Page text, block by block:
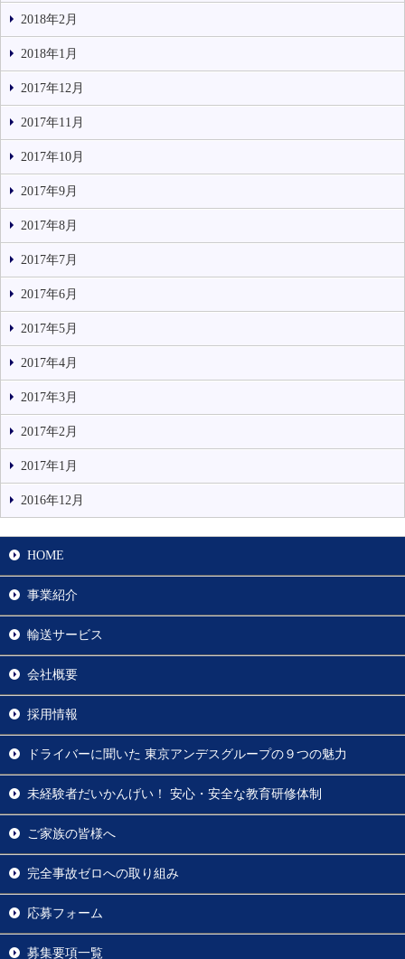
2018年2月
2018年1月
2017年12月
2017年11月
2017年10月
2017年9月
2017年8月
2017年7月
2017年6月
2017年5月
2017年4月
2017年3月
2017年2月
2017年1月
2016年12月
HOME
事業紹介
輸送サービス
会社概要
採用情報
ドライバーに聞いた 東京アンデスグループの９つの魅力
未経験者だいかんげい！ 安心・安全な教育研修体制
ご家族の皆様へ
完全事故ゼロへの取り組み
応募フォーム
募集要項一覧